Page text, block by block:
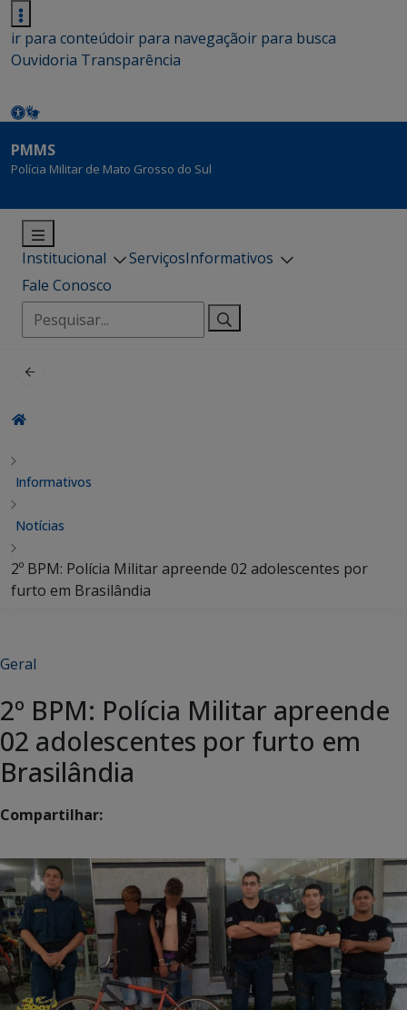
ir para conteúdoir para navegaçãoir para busca
Ouvidoria Transparência
PMMS
Polícia Militar de Mato Grosso do Sul
Institucional ServiçosInformativos
Fale Conosco
Pesquisar
por:
Informativos
Notícias
2º BPM: Polícia Militar apreende 02 adolescentes por
furto em Brasilândia
Geral
2º BPM: Polícia Militar apreende
02 adolescentes por furto em
Brasilândia
Compartilhar: